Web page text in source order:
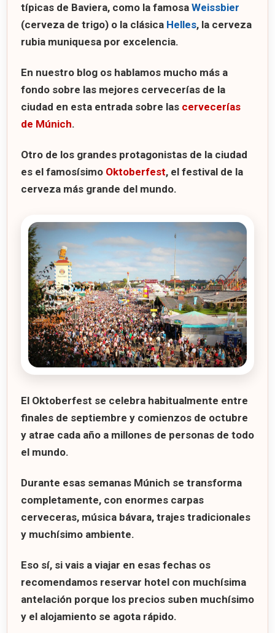
típicas de Baviera, como la famosa Weissbier
(cerveza de trigo) o la clásica Helles, la cerveza
rubia muniquesa por excelencia.
En nuestro blog os hablamos mucho más a
fondo sobre las mejores cervecerías de la
ciudad en esta entrada sobre las cervecerías
de Múnich.
Otro de los grandes protagonistas de la ciudad
es el famosísimo Oktoberfest, el festival de la
cerveza más grande del mundo.
El Oktoberfest se celebra habitualmente entre
finales de septiembre y comienzos de octubre
y atrae cada año a millones de personas de todo
el mundo.
Durante esas semanas Múnich se transforma
completamente, con enormes carpas
cerveceras, música bávara, trajes tradicionales
y muchísimo ambiente.
Eso sí, si vais a viajar en esas fechas os
recomendamos reservar hotel con muchísima
antelación porque los precios suben muchísimo
y el alojamiento se agota rápido.